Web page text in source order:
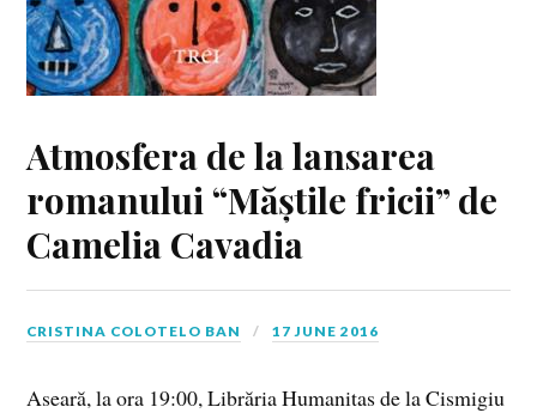
Atmosfera de la lansarea
romanului “Măștile fricii” de
Camelia Cavadia
CRISTINA COLOTELO BAN 17 JUNE 2016
Aseară, la ora 19:00, Librăria Humanitas de la Cismigiu